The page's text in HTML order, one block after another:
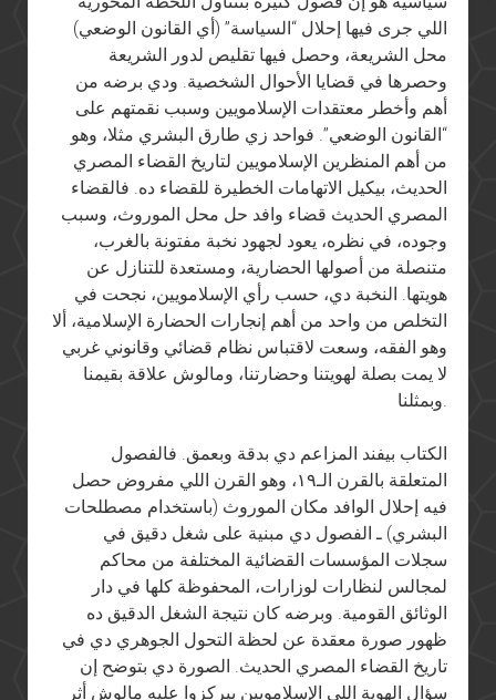
اللي جرى فيها إحلال “السياسة” (أي القانون الوضعي)
محل الشريعة، وحصل فيها تقليص لدور الشريعة
وحصرها في قضايا الأحوال الشخصية. ودي برضه من
أهم وأخطر معتقدات الإسلامويين وسبب نقمتهم على
“القانون الوضعي”. فواحد زي طارق البشري مثلا، وهو
من أهم المنظرين الإسلامويين لتاريخ القضاء المصري
الحديث، بيكيل الاتهامات الخطيرة للقضاء ده. فالقضاء
المصري الحديث قضاء وافد حل محل الموروث، وسبب
وجوده، في نظره، يعود لجهود نخبة مفتونة بالغرب،
متنصلة من أصولها الحضارية، ومستعدة للتنازل عن
هويتها. النخبة دي، حسب رأي الإسلامويين، نجحت في
التخلص من واحد من أهم إنجارات الحضارة الإسلامية، ألا
وهو الفقه، وسعت لاقتباس نظام قضائي وقانوني غربي
لا يمت بصلة لهويتنا وحضارتنا، ومالوش علاقة بقيمنا
الكتاب بيفند المزاعم دي بدقة وبعمق. فالفصول
المتعلقة بالقرن الـ١٩، وهو القرن اللي مفروض حصل
فيه إحلال الوافد مكان الموروث (باستخدام مصطلحات
البشري) ـ الفصول دي مبنية على شغل دقيق في
سجلات المؤسسات القضائية المختلفة من محاكم
لمجالس لنظارات لوزارات، المحفوظة كلها في دار
الوثائق القومية. وبرضه كان نتيجة الشغل الدقيق ده
ظهور صورة معقدة عن لحظة التحول الجوهري دي في
تاريخ القضاء المصري الحديث. الصورة دي بتوضح إن
سؤال الهوية اللي الإسلامويين بيركزوا عليه مالوش أثر